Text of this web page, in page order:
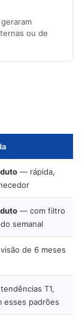
ou de
— rápida,
— com filtro
semanal
de 6 meses
T1,
esses padrões